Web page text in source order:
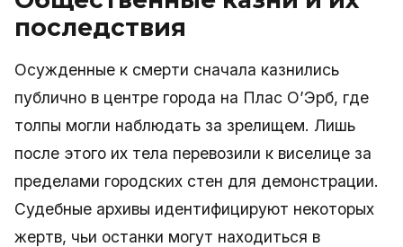
последствия
Осужденные к смерти сначала казнились
публично в центре города на Плас О’Эрб, где
толпы могли наблюдать за зрелищем. Лишь
после этого их тела перевозили к виселице за
пределами городских стен для демонстрации.
Судебные архивы идентифицируют некоторых
жертв, чьи останки могут находиться в